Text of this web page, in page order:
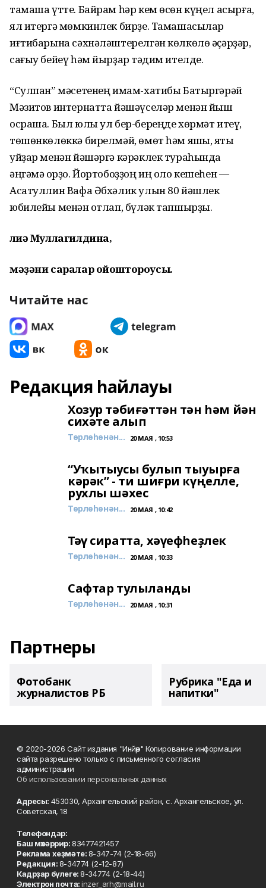
тамаша үтте. Байрам һәр кем өсөн күңел асырға,
ял итергә мөмкинлек бирҙе. Тамашасылар
иғтибарына сәхнәләштерелгән көлкөлө әҫәрҙәр,
сағыу бейеү һәм йырҙар тәҡдим ителде.
“Сулпан” мәсетенең имам-хатибы Батыргәрәй
Мәзитов интернатта йәшәүселәр менән йыш
осраша. Был юлы ул бер-береңде хөрмәт итеү,
төшөнкөлөккә бирелмәй, өмөт һәм яҡшы, яҡты
уйҙар менән йәшәргә кәрәклек тураһында
әңгәмә ҡорҙо. Йортобоҙҙоң иң оло кешеһен —
Асатуллин Вафа Әбхәлик улын 80 йәшлек
юбилейы менән ҡотлап, бүләк тапшырҙы.
Әлиә Муллагилдина,
мәҙәни саралар ойоштороусы.
Читайте нас
Редакция һайлауы
Хозур тәбиғәттән тән һәм йән
сихәте алып
Төрлөһөнән... 20 МАЯ , 10:53
“Уҡытыусы булып тыуырға
кәрәк” - ти шиғри күңелле,
рухлы шәхес
Төрлөһөнән... 20 МАЯ , 10:42
Тәү сиратта, хәүефһеҙлек
Төрлөһөнән... 20 МАЯ , 10:33
Сафтар тулыланды
Төрлөһөнән... 20 МАЯ , 10:31
Партнеры
Фотобанк
журналистов РБ
Рубрика "Еда и
напитки"
© 2020-2026 Сайт издания "Инйәр" Копирование информации
сайта разрешено только с письменного согласия
администрации
Об использовании персональных данных
Адресы: 453030, Архангельский район, с. Архангельское, ул.
Советская, 18
Телефондар:
Баш мөхәррир:83477421457
Реклама хеҙмәте:8-347-74 (2-18-66)
Редакция:8-34774 (2-12-87)
Кадрҙар бүлеге:8-34774 (2-18-44)
Электрон почта:inzer_arh@mail.ru